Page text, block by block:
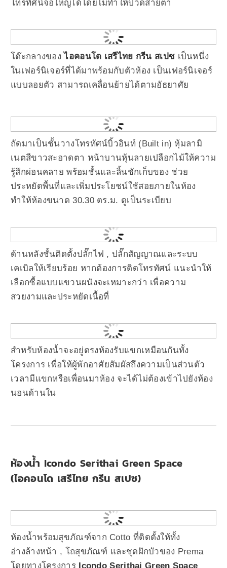
โทรทัศน์จอใหญ่ได้โดยไม่ทำให้ปวดสายตา
โต๊ะกลางของไอคอนโด เสรีไทย กรีน สเปซ เป็นหนึ่ง
ในเฟอร์นิเจอร์ที่ได้มาพร้อมกับตัวห้อง เป็นเฟอร์นิเจอร์
แบบลอยตัว สามารถเคลื่อนย้ายได้ตามอัธยาศัย
ถัดมาเป็นชั้นวางโทรทัศน์บิ้วอินท์ (Built in) หุ้มลามิ
เนตสีขาวสะอาดตา หน้าบานหุ้นลายเปลือกไม้ให้ความ
รู้สึกผ่อนคลาย พร้อมชั้นและลิ้นชักเก็บของ ช่วย
ประหยัดพื้นที่และเพิ่มประโยชน์ใช้สอยภายในห้อง
ทำให้ห้องขนาด 30.30 ตร.ม. ดูเป็นระเบียบ
ด้านหลังชั้นติดตั้งปลั๊กไฟ , ปลั๊กสัญญาณและระบบ
เคเบิลให้เรียบร้อย หากต้องการติดโทรทัศน์ แนะนำให้
เลือกซื้อแบบแขวนผนังจะเหมาะกว่า เพื่อความ
สวยงามและประหยัดเนื้อที่
สำหรับห้องน้ำจะอยู่ตรงห้องรับแขกเหมือนกันทั้ง
โครงการ เพื่อให้ผู้พักอาศัยสัมผัสถึงความเป็นส่วนตัว
เวลามีแขกหรือเพื่อนมาห้อง จะได้ไม่ต้องเข้าไปยังห้อง
นอนด้านใน
ห้องน้ำ Icondo Serithai Green Space
(ไอคอนโด เสรีไทย กรีน สเปซ)
ห้องน้ำพร้อมสุขภัณฑ์จาก Cotto ที่ติดตั้งให้ทั้ง
อ่างล้างหน้า , โถสุขภัณฑ์ และชุดฝักบัวของ Prema
โดยทางโครงการIcondo Serithai Green Space